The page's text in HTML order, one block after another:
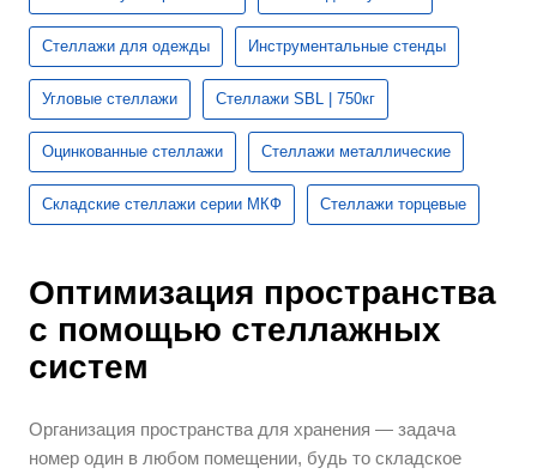
Стеллажи для одежды Инструментальные стенды
Угловые стеллажи Стеллажи SBL | 750кг
Оцинкованные стеллажи Стеллажи металлические
Складские стеллажи серии МКФ Стеллажи торцевые
Оптимизация пространства
с помощью стеллажных
систем
Организация пространства для хранения — задача
номер один в любом помещении, будь то складское